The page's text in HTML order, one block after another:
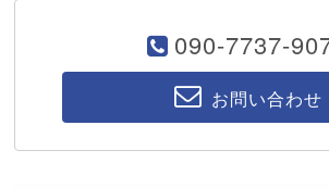
090-7737-
お問い合わせ